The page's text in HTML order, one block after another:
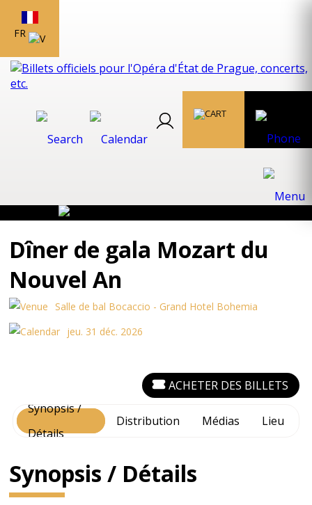
FR
Dîner de gala Mozart du
Nouvel An
Salle de bal Bocaccio - Grand Hotel Bohemia
jeu. 31 déc. 2026
Synopsis /
Détails
Distribution Médias Lieu
ACHETER DES BILLETS
Synopsis / Détails